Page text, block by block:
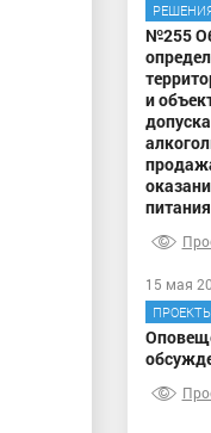
№255
и
питания
15 мая